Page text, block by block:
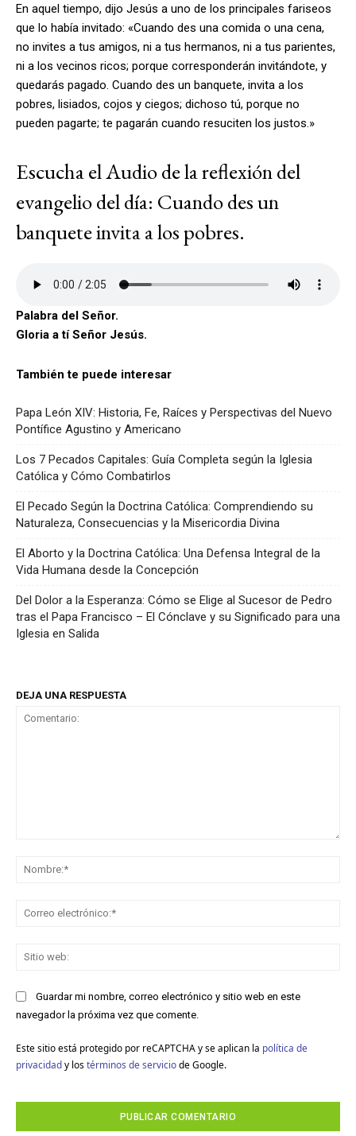
En aquel tiempo, dijo Jesús a uno de los principales fariseos
que lo había invitado: «Cuando des una comida o una cena,
no invites a tus amigos, ni a tus hermanos, ni a tus parientes,
ni a los vecinos ricos; porque corresponderán invitándote, y
quedarás pagado. Cuando des un banquete, invita a los
pobres, lisiados, cojos y ciegos; dichoso tú, porque no
pueden pagarte; te pagarán cuando resuciten los justos.»
Escucha el Audio de la reflexión del
evangelio del día: Cuando des un
banquete invita a los pobres.
Palabra del Señor.
Gloria a tí Señor Jesús.
También te puede interesar
Papa León XIV: Historia, Fe, Raíces y Perspectivas del Nuevo
Pontífice Agustino y Americano
Los 7 Pecados Capitales: Guía Completa según la Iglesia
Católica y Cómo Combatirlos
El Pecado Según la Doctrina Católica: Comprendiendo su
Naturaleza, Consecuencias y la Misericordia Divina
El Aborto y la Doctrina Católica: Una Defensa Integral de la
Vida Humana desde la Concepción
Del Dolor a la Esperanza: Cómo se Elige al Sucesor de Pedro
tras el Papa Francisco – El Cónclave y su Significado para una
Iglesia en Salida
DEJA UNA RESPUESTA
Guardar mi nombre, correo electrónico y sitio web en este
navegador la próxima vez que comente.
Este sitio está protegido por reCAPTCHA y se aplican la política de
privacidady los términos de serviciode Google.